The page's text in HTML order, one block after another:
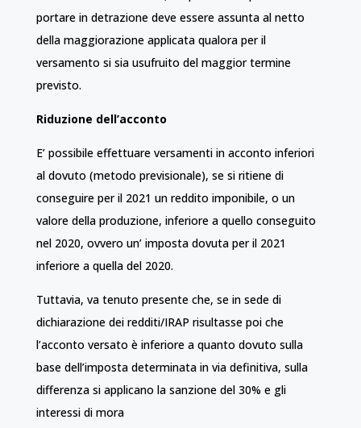
portare in detrazione deve essere assunta al netto
della maggiorazione applicata qualora per il
versamento si sia usufruito del maggior termine
previsto.
Riduzione dell’acconto
E’ possibile effettuare versamenti in acconto inferiori
al dovuto (metodo previsionale), se si ritiene di
conseguire per il 2021 un reddito imponibile, o un
valore della produzione, inferiore a quello conseguito
nel 2020, ovvero un’ imposta dovuta per il 2021
inferiore a quella del 2020.
Tuttavia, va tenuto presente che, se in sede di
dichiarazione dei redditi/IRAP risultasse poi che
l’acconto versato è inferiore a quanto dovuto sulla
base dell’imposta determinata in via definitiva, sulla
differenza si applicano la sanzione del 30% e gli
interessi di mora